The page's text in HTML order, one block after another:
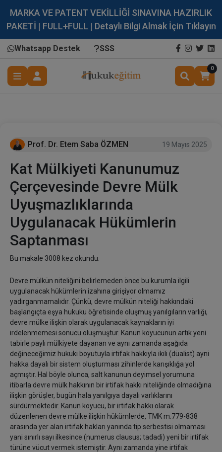
MARKA VE PATENT VEKİLLİĞİ SINAVINA HAZIRLIK
PAKETİ | FULL+FULL | Detaylı Bilgi Almak İçin Tıklayın
Whatsapp Destek SSS
0
Prof. Dr. Etem Saba ÖZMEN 19 Mayıs 2025
Kat Mülkiyeti Kanunumuz
Çerçevesinde Devre Mülk
Uyuşmazlıklarında
Uygulanacak Hükümlerin
Saptanması
Bu makale 3008 kez okundu.
Devre mülkün niteliğini belirlemeden önce bu kurumla ilgili
uygulanacak hükümlerin izahına girişiyor olmamız
yadırganmamalıdır. Çünkü, devre mülkün niteliği hakkındaki
başlangıçta eşya hukuku öğretisinde oluşmuş yanılgıların varlığı,
devre mülke ilişkin olarak uygulanacak kaynakların iyi
irdelenmemesi sonucu oluşmuştur. Kanun koyucunun artık yeni
tabirle paylı mülkiyete dayanan ve aynı zamanda aşağıda
değineceğimiz hukuki boyutuyla irtifak hakkıyla ikili (düalist) ayni
hakka dayalı bir sistem oluşturması zihinlerde karışıklığa yol
açmıştır. Hal böyle olunca, salt kanunun deyimsel yorumuna
itibarla devre mülk hakkının bir irtifak hakkı niteliğinde olmadığına
ilişkin görüşler, bugün hala yanılgıya dayalı varlıklarını
sürdürmektedir. Kanun koyucu, bir irtifak hakkı olarak
düzenlenen devre mülke ilişkin hükümlerde, TMK m.779-838
arasında yer alan irtifak hakları yanında tip serbestisi olmaması
yani sınırlı sayı ilkesince (numerus clausus; tadadi) yeni bir irtifak
türüne vücut vermek istemiştir. Aynı zamanda yine irtifak